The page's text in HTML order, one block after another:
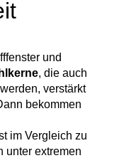
und
, die auch
verstärkt
bekommen
im Vergleich zu
unter extremen